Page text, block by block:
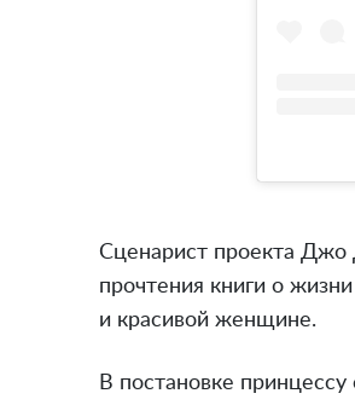
Сценарист проекта Джо
прочтения книги о
и красивой женщине.
В постановке